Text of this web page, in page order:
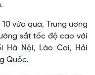
vừa qua, Trung ương
sắt tốc độ cao với
Hà Nội, Lào Cai, Hải
Quốc.